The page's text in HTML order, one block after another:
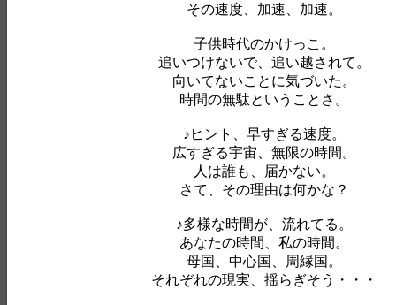
その速度、加速、加速。
子供時代のかけっこ。
追いつけないで、追い越されて。
向いてないことに気づいた。
時間の無駄ということさ。
♪ヒント、早すぎる速度。
広すぎる宇宙、無限の時間。
人は誰も、届かない。
さて、その理由は何かな？
♪多様な時間が、流れてる。
あなたの時間、私の時間。
母国、中心国、周縁国。
それぞれの現実、揺らぎそう・・・